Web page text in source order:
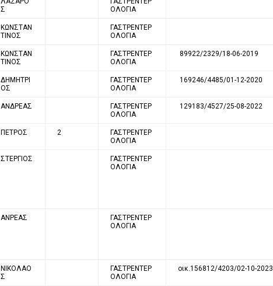
Σ
ΟΛΟΓΙΑ
ΚΩΝΣΤΑΝ
ΤΙΝΟΣ
ΓΑΣΤΡΕΝΤΕΡ
ΟΛΟΓΙΑ
ΚΩΝΣΤΑΝ
ΤΙΝΟΣ
ΓΑΣΤΡΕΝΤΕΡ
ΟΛΟΓΙΑ
89922/2329/18-06-2019
ΔΗΜΗΤΡΙ
ΟΣ
ΓΑΣΤΡΕΝΤΕΡ
ΟΛΟΓΙΑ
169246/4485/01-12-2020
ΑΝΔΡΕΑΣ
ΓΑΣΤΡΕΝΤΕΡ
ΟΛΟΓΙΑ
129183/4527/25-08-2022
ΠΕΤΡΟΣ 2
ΓΑΣΤΡΕΝΤΕΡ
ΟΛΟΓΙΑ
ΣΤΕΡΓΙΟΣ
ΓΑΣΤΡΕΝΤΕΡ
ΟΛΟΓΙΑ
ΑΝΡΕΑΣ
ΓΑΣΤΡΕΝΤΕΡ
ΟΛΟΓΙΑ
ΝΙΚΟΛΑΟ
Σ
ΓΑΣΤΡΕΝΤΕΡ
ΟΛΟΓΙΑ
οικ.156812/4203/02-10-2023